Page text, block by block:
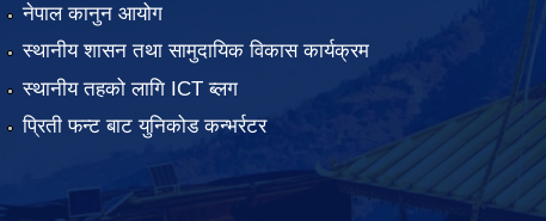
नेपाल कानुन आयोग
स्थानीय शासन तथा सामुदायिक विकास कार्यक्रम
स्थानीय तहको लागि ICT ब्लग
प्रिती फन्ट बाट युनिकोड कन्भर्रटर